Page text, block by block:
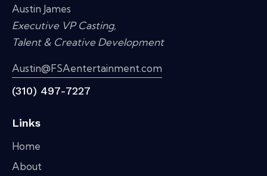
Austin James
Executive VP Casting,
Talent & Creative Development
Austin@FSAentertainment.com
(310) 497-7227
Links
Home
About